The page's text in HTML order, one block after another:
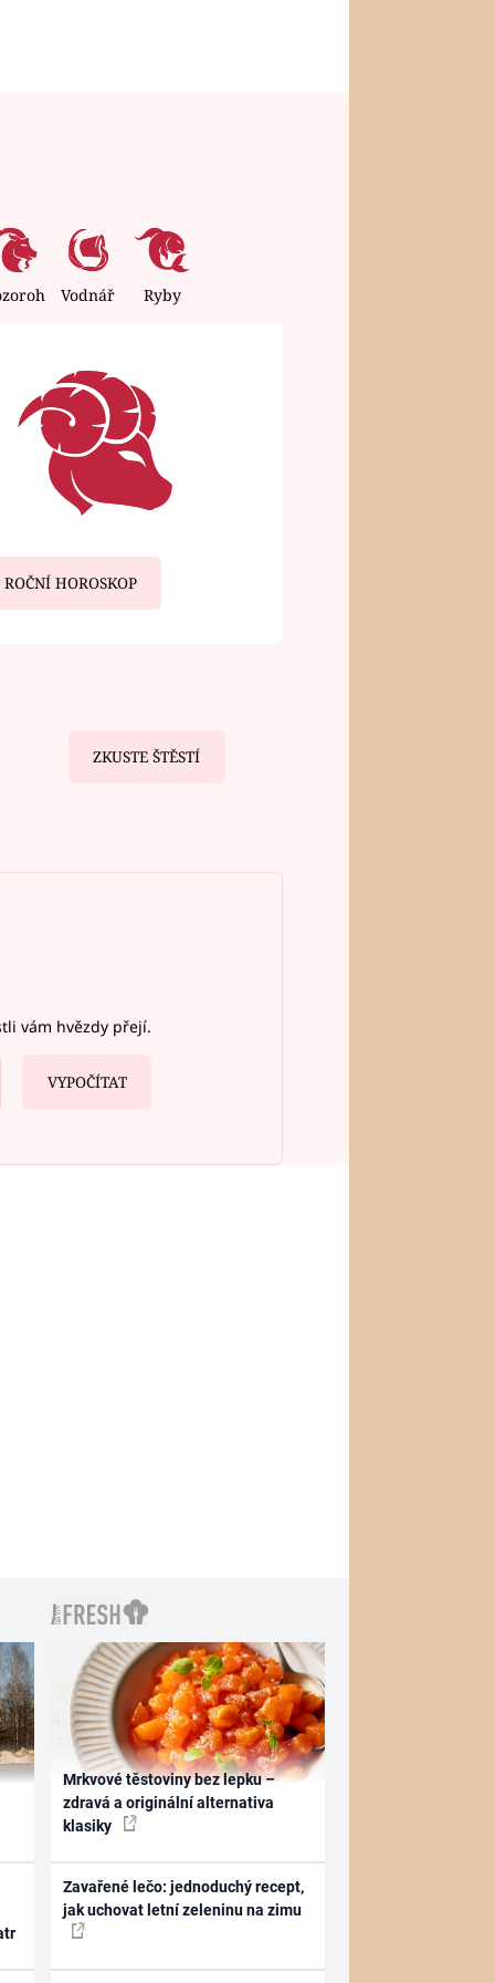
Vodnář Ryby
ROČNÍ HOROSKOP
ZKUSTE ŠTĚSTÍ
vám hvězdy přejí.
VYPOČÍTAT
Mrkvové těstoviny bez lepku –
zdravá a originální alternativa
klasiky
Zavařené lečo: jednoduchý recept,
jak uchovat letní zeleninu na zimu